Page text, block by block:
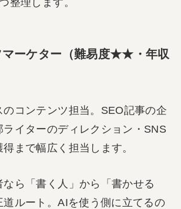
マーケター（難易度★★・年収
のコンテンツ担当。SEO記事の企
ライターのディレクション・SNS
まで幅広く担当します。
なら「書く人」から「書かせる
道ルート。AIを使う側に立てるの